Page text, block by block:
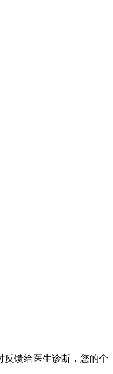
反馈给医生诊断，您的个